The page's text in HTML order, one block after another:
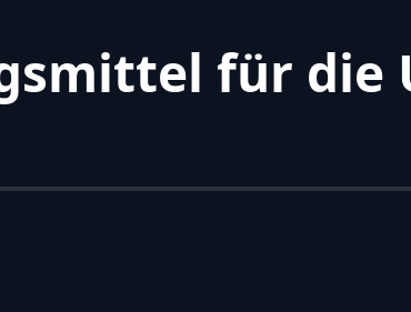
für